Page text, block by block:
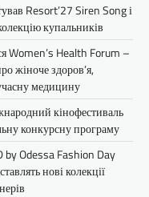
Resort’27 Siren Song і
купальників
Women’s Health Forum –
жіноче здоров’я,
медицину
кінофестиваль
конкурсну програму
by Odessa Fashion Day
нові колекції